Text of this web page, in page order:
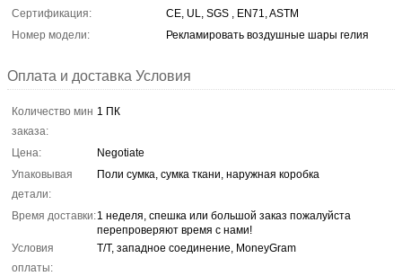
Сертификация:
CE, UL, SGS , EN71, ASTM
Номер модели:
Рекламировать воздушные шары гелия
Оплата и доставка Условия
Количество мин
заказа:
1 ПК
Цена:
Negotiate
Упаковывая
детали:
Поли сумка, сумка ткани, наружная коробка
Время доставки:1 неделя, спешка или большой заказ пожалуйста
перепроверяют время с нами!
Условия
оплаты:
T/T, западное соединение, MoneyGram